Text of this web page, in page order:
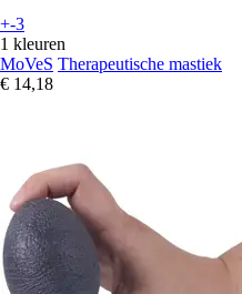
+-3
1 kleuren
MoVeS Therapeutische mastiek
€ 14,18